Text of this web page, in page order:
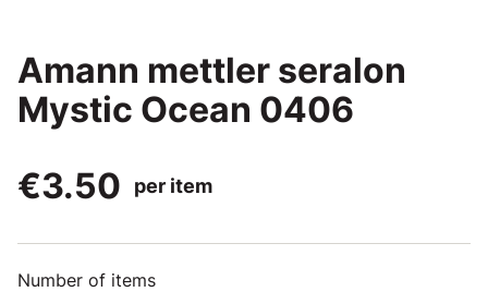
Amann mettler seralon
Mystic Ocean 0406
€3.50
per item
Number of items